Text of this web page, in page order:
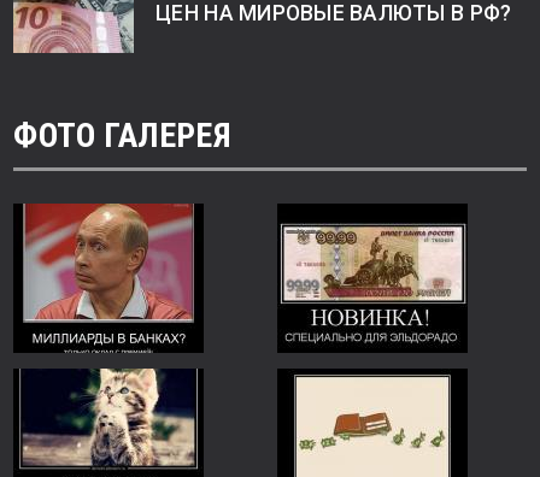
ЦЕН НА МИРОВЫЕ ВАЛЮТЫ В РФ?
ФОТО ГАЛЕРЕЯ